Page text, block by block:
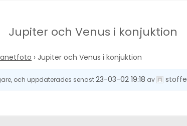
Jupiter och Venus i konjuktion
› Jupiter och Venus i konjuktion
och uppdaterades senast23-03-02 19:18 av stoffe